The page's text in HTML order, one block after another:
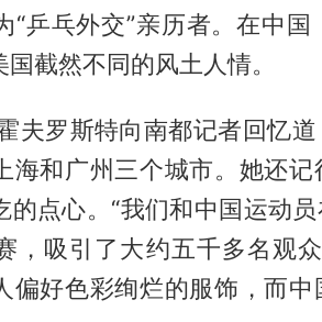
“乒乓外交”亲历者。在中
截然不同的风土人情。
夫罗斯特向南都记者回忆
海和广州三个城市。她还
的点心。“我们和中国运动
，吸引了大约五千多名观
偏好色彩绚烂的服饰，而